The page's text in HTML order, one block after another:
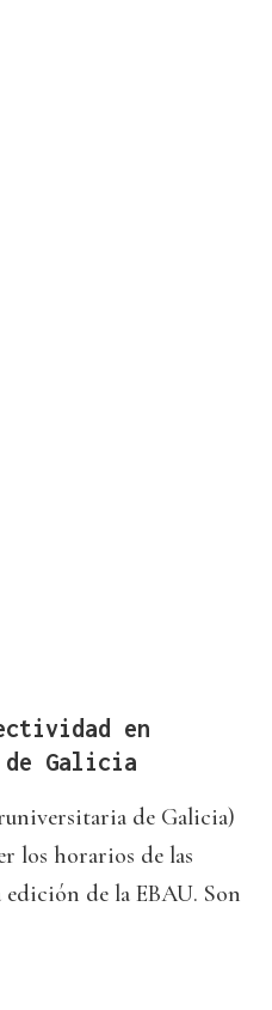
en
Galicia
de Galicia)
los horarios de las
edición de la EBAU. Son